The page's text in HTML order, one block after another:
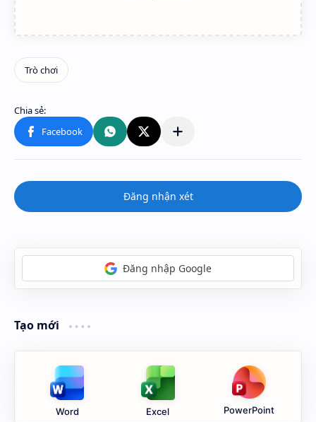
Đăng nhận xét
Đăng nhập Google
Tạo mới
Word Excel PowerPoint